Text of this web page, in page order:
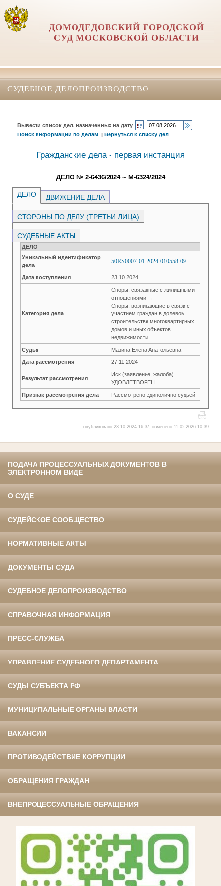
ДОМОДЕДОВСКИЙ ГОРОДСКОЙ
СУД МОСКОВСКОЙ ОБЛАСТИ
СУДЕБНОЕ ДЕЛОПРОИЗВОДСТВО
Вывести список дел, назначенных на дату
Поиск информации по делам |Вернуться к списку дел
Гражданские дела - первая инстанция
ДЕЛО № 2-6436/2024 ~ М-6324/2024
ДЕЛО ДВИЖЕНИЕ ДЕЛА
СТОРОНЫ ПО ДЕЛУ (ТРЕТЬИ ЛИЦА)
СУДЕБНЫЕ АКТЫ
ДЕЛО
Уникальный идентификатор
дела
50RS0007-01-2024-010558-09
Дата поступления 23.10.2024
Категория дела
Споры, связанные с жилищными
отношениями →
Споры, возникающие в связи с
участием граждан в долевом
строительстве многоквартирных
домов и иных объектов
недвижимости
Судья Мазина Елена Анатольевна
Дата рассмотрения 27.11.2024
Результат рассмотрения
Иск (заявление, жалоба)
УДОВЛЕТВОРЕН
Признак рассмотрения дела Рассмотрено единолично судьей
опубликовано 23.10.2024 16:37, изменено 11.02.2026 10:39
ПОДАЧА ПРОЦЕССУАЛЬНЫХ ДОКУМЕНТОВ В
ЭЛЕКТРОННОМ ВИДЕ
О СУДЕ
СУДЕЙСКОЕ СООБЩЕСТВО
НОРМАТИВНЫЕ АКТЫ
ДОКУМЕНТЫ СУДА
СУДЕБНОЕ ДЕЛОПРОИЗВОДСТВО
СПРАВОЧНАЯ ИНФОРМАЦИЯ
ПРЕСС-СЛУЖБА
УПРАВЛЕНИЕ СУДЕБНОГО ДЕПАРТАМЕНТА
СУДЫ СУБЪЕКТА РФ
МУНИЦИПАЛЬНЫЕ ОРГАНЫ ВЛАСТИ
ВАКАНСИИ
ПРОТИВОДЕЙСТВИЕ КОРРУПЦИИ
ОБРАЩЕНИЯ ГРАЖДАН
ВНЕПРОЦЕССУАЛЬНЫЕ ОБРАЩЕНИЯ